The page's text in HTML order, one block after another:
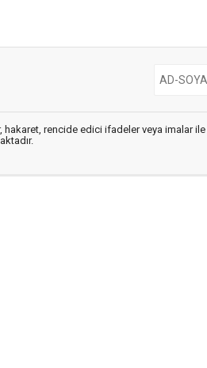
hakaret, rencide edici ifadeler veya imalar